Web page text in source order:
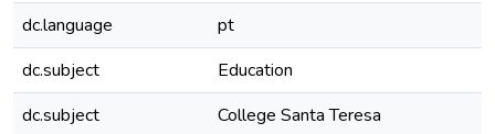
dc.language
pt
dc.subject
Education
dc.subject
College Santa Teresa